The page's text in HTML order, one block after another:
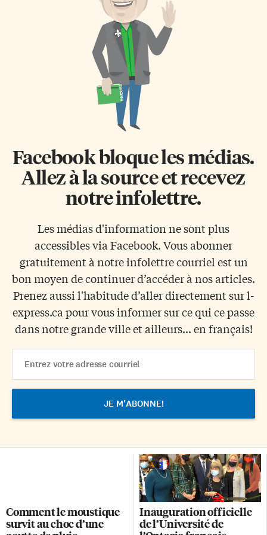
chaque étape de sa carrière, que
ce soit en participant au défunt
concours de musique Ontario
Pop, qui l’a menée au concours
Ma première Place des Arts
Britannique Selon les plus
récentes données, le
gouvernement du Canada a
recensé «1 772 décès
apparemment liés à une
intoxication aux opioïdes entre
janvier et mars 2021
(approximativement 20 par […]
Facebook bloque les médias.
Allez à la source et recevez
notre infolettre.
Les médias d'information ne sont plus
accessibles via Facebook. Vous abonner
gratuitement à notre infolettre courriel est un
bon moyen de continuer d’accéder à nos articles.
Prenez aussi l'habitude d’aller directement sur l-
express.ca pour vous informer sur ce qui ce passe
dans notre grande ville et ailleurs... en français!
Address
Comment le moustique
survit au choc d’une
Inauguration officielle
de l’Université de